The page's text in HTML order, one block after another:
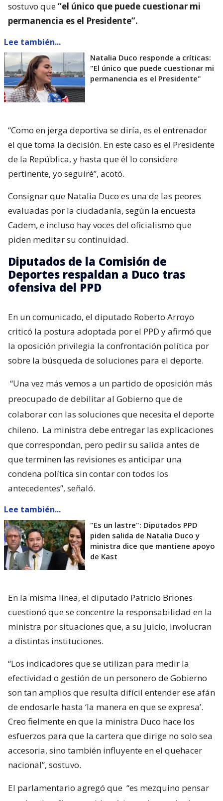
sostuvo que“el único que puede cuestionar mi
permanencia es el Presidente”.
Lee también...
Natalia Duco responde a críticas:
"El único que puede cuestionar mi
permanencia es el Presidente"
“Como en jerga deportiva se diría, es el entrenador
el que toma la decisión. En este caso es el Presidente
de la República, y hasta que él lo considere
pertinente, yo seguiré”, acotó.
Consignar que Natalia Duco es una de las peores
evaluadas por la ciudadanía, según la encuesta
Cadem, e incluso hay voces del oficialismo que
piden meditar su continuidad.
Diputados de la Comisión de
Deportes respaldan a Duco tras
ofensiva del PPD
En un comunicado, el diputado Roberto Arroyo
criticó la postura adoptada por el PPD y afirmó que
la oposición privilegia la confrontación política por
sobre la búsqueda de soluciones para el deporte.
“Una vez más vemos a un partido de oposición más
preocupado de debilitar al Gobierno que de
colaborar con las soluciones que necesita el deporte
chileno. La ministra debe entregar las explicaciones
que correspondan, pero pedir su salida antes de
que terminen las revisiones es anticipar una
condena política sin contar con todos los
antecedentes”, señaló.
Lee también...
"Es un lastre": Diputados PPD
piden salida de Natalia Duco y
ministra dice que mantiene apoyo
de Kast
En la misma línea, el diputado Patricio Briones
cuestionó que se concentre la responsabilidad en la
ministra por situaciones que, a su juicio, involucran
a distintas instituciones.
“Los indicadores que se utilizan para medir la
efectividad o gestión de un personero de Gobierno
son tan amplios que resulta difícil entender ese afán
de endosarle hasta ‘la manera en que se expresa’.
Creo fielmente en que la ministra Duco hace los
esfuerzos para que la cartera que dirige no solo sea
accesoria, sino también influyente en el quehacer
nacional”, sostuvo.
El parlamentario agregó que “es mezquino pensar